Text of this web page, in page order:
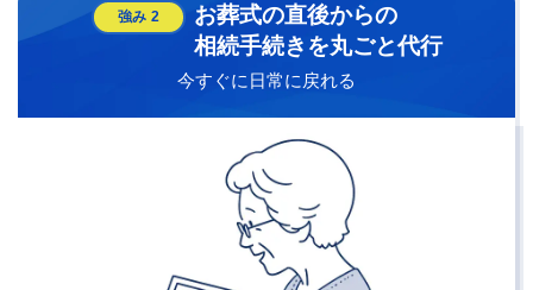
強み 2
お葬式の直後からの
相続手続きを丸ごと代行
今すぐに日常に戻れる